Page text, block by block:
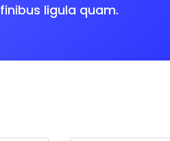
finibus ligula quam.